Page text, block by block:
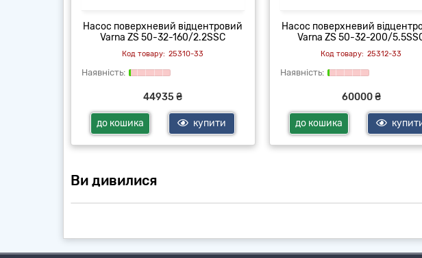
Насос поверхневий відцентровий
Varna ZS 50-32-160/2.2SSC
25310-33
44935 ₴
до кошика купити
Насос поверхневий
Varna ZS 50-32-200/
25312-33
60000 ₴
до кошика
Ви дивилися